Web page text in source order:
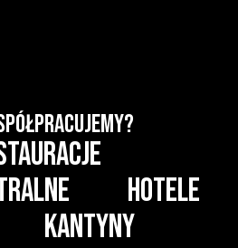
Hotele
Kantyny